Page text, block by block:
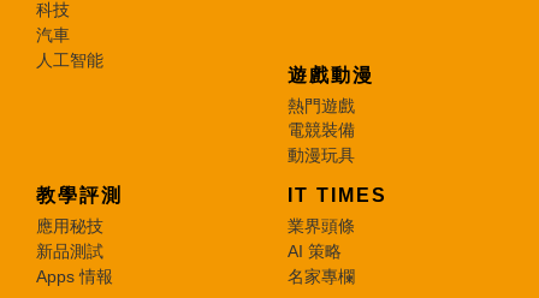
科技
汽車
人工智能
遊戲動漫
熱門遊戲
電競裝備
動漫玩具
教學評測
應用秘技
新品測試
Apps 情報
IT TIMES
業界頭條
AI 策略
名家專欄